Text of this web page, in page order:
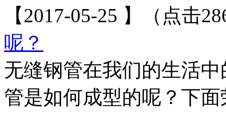
【2017-05-25 】（点击
呢？
无缝钢管在我们的生活
管是如何成型的呢？下